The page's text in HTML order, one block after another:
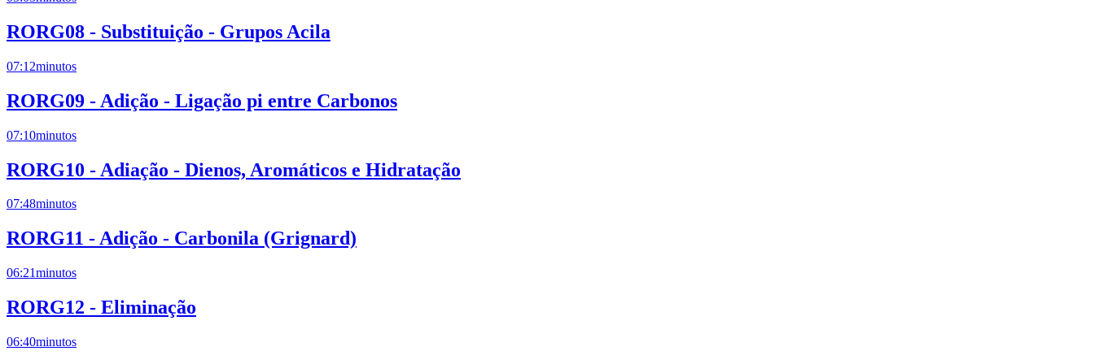
RORG08 - Substituição - Grupos Acila
07:12minutos
RORG09 - Adição - Ligação pi entre Carbonos
07:10minutos
RORG10 - Adiação - Dienos, Aromáticos e Hidratação
07:48minutos
RORG11 - Adição - Carbonila (Grignard)
06:21minutos
RORG12 - Eliminação
06:40minutos